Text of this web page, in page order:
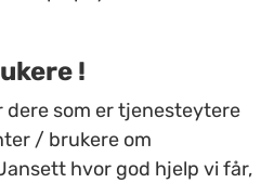
!
som er tjenesteytere
/ brukere om
hvor god hjelp vi får,